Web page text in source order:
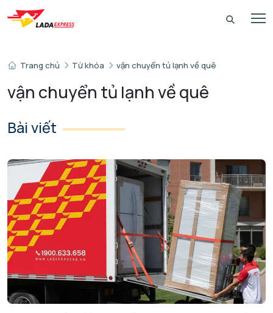
Trang chủ Từ khóa vận chuyển tủ lạnh về quê
vận chuyển tủ lạnh về quê
Bài viết